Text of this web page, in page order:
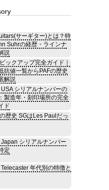
サーギター)とは？特
Suhrの経歴・ラインナ
説
ックアップ完全ガイド｜
抗値一覧からPAFの歴史
解説
シリアルナンバーの
製造年・刻印場所の完全
ド
歴史 SGはLes Paulだっ
Japan シリアルナンバー
定
年代別の特徴と